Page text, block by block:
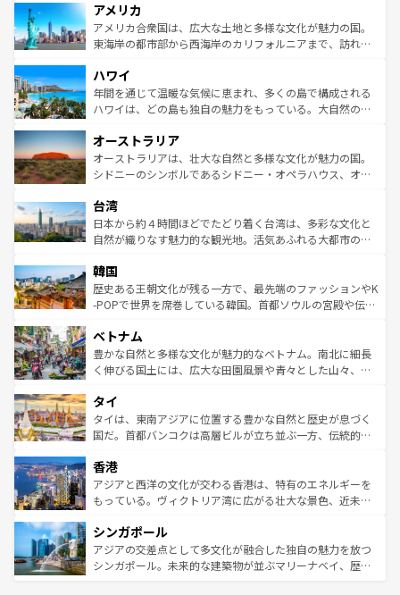
ンツ一覧を参照してほしい。
の建物がそのまま残る町や、スイスならではのユニークな
博物館もあり、アルプス観光だけでなく町歩きも満喫する
ことができる。国民の所得が高いため物価も高いが、旅行
ば市内交通費無料で観光を楽しむこともできる。 なお、新
着のスイス情報はコンテンツ一覧 を参照してほしい。
アメリカ
アメリカ合衆国は、広大な土地と多様な文化が魅力の国。
東海岸の都市部から西海岸のカリフォルニアまで、訪れる
のような巨大都市は、観光、ショッピング、エンターテイ
ンメントが詰まった刺激的なスポットだ。一方、アメリカ
西部には大自然が広がり、グランドキャニオンやイエロー
部のニューオーリンズでは、音楽と美食が融合した独特の
文化が魅力。旅行者はアメリカの各地域で異なる魅力を楽
しみながら、その多様性と豊かな歴史を感じることができ
ならではの贅沢な旅のスタイルだ。 なお、新着のアメリカ
情報はコンテンツ一覧を参照してほしい。
ハワイ
年間を通じて温暖な気候に恵まれ、多くの島で構成される
ハワイは、どの島も独自の魅力をもっている。大自然の神
ワイ島は見逃せない。また、定番の観光地といえばオアフ
島だが、静かな自然を求めるならマウイ島やカウアイ島が
おすすめ。エメラルドグリーンに輝く海をはじめ、豊かな
れるおもてなしの心で訪れる人々を迎えてくれるハワイの
人々、おいしいローカルフードやハワイアンミュージッ
ク、伝統的なフラダンスなど、すべてがハワイの魅力を彩
ワイを、存分に味わってほしい。 なお、新着のハワイ情報
はコンテンツ一覧を参照してほしい。
オーストラリア
オーストラリアは、壮大な自然と多様な文化が魅力の国。
シドニーのシンボルであるシドニー・オペラハウス、オー
リアリーフや大陸中央部にそびえるウルル（エアーズロッ
ク）、タスマニアの美しい原生林やケアンズの熱帯雨林な
ど、見どころがたくさん。また、カフェやワイン、オージ
いる。アクティビティも充実しており、サーフィンやダイ
ビング、ハイキングなど、アウトドア好きにはたまらな
い。オーストラリアの多彩な魅力を存分に味わいつくそ
参照してほしい。
台湾
日本から約４時間ほどでたどり着く台湾は、多彩な文化と
自然が織りなす魅力的な観光地。活気あふれる大都市の台
ン）、静ひつな山岳地帯である台湾東部など、都市の喧騒
と山間の静けさが共存しており、訪れる人に新しい発見と
驚きをもたらしてくれる。また、奥深い台湾の食文化も魅
容にもいいと評判のスイーツなど、バラエティ豊かな料理
が味わえる。 なお、新着の台湾情報は コンテンツ一覧を参
照してほしい。
韓国
歴史ある王朝文化が残る一方で、最先端のファッションやK
-POPで世界を席巻している韓国。首都ソウルの宮殿や伝統
き、地方に足を延ばせば四季折々の自然美を楽しむことが
できる。そして、キムチや焼肉、絶品のストリートフード
まで、さまざまな韓国料理が待っている。夜には、韓国な
リティに包まれながら、韓国の多彩な魅力を心ゆくまで味
わってみてほしい。 なお、新着の韓国情報はコンテンツ一
覧を参照してほしい。
ベトナム
豊かな自然と多様な文化が魅力的なベトナム。南北に細長
く伸びる国土には、広大な田園風景や青々とした山々、世
急速な発展と共に伝統が息づく。ハノイの古い町並みやホ
ーチミン市のフランス統治時代の建物も、独特の雰囲気を
醸し出している。また、バラエティの豊かさとおいしさで
とつ。フォーやバインミー、ベトナムコーヒーなどは、ぜ
ひ現地で味わいたい。どの地域を訪れてもあたたかい人々
が旅行者を迎えてくれるので、きっと忘れられない旅にな
参照してほしい。
タイ
タイは、東南アジアに位置する豊かな自然と歴史が息づく
国だ。首都バンコクは高層ビルが立ち並ぶ一方、伝統的な
の活気が交差している。北部ではチェンマイなどの山岳地
帯で自然と触れ合い、南部ではプーケットやクラビの美し
いビーチでリゾート気分を楽しむことができる。タイ料理
激する。気候は一年中温暖で、どの季節にも異なる楽しみ
が待っている。親しみやすいタイの人々、仏教を中心とし
た文化、そして多様な観光資源が、訪れる旅人を魅了し続
香港
アジアと西洋の文化が交わる香港は、特有のエネルギーを
もっている。ヴィクトリア湾に広がる壮大な景色、近未来
み、どこを訪れても感動するはず。観光スポットが密集し
ており、効率よく見どころを回れるのも魅力。息をのむよ
うな絶景から文化的な体験まで、香港を存分に楽しみ尽く
シンガポール
アジアの交差点として多文化が融合した独自の魅力を放つ
シンガポール。未来的な建築物が並ぶマリーナベイ、歴史